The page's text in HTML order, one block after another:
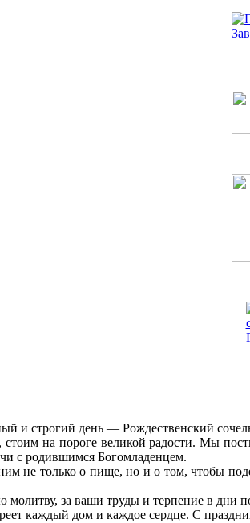
и строгий день — Рождественский
на пороге великой радости. Мы
с родившимся Богомладенцем.
не только о пище, но и о том, чтобы
молитву, за ваши труды и терпение в
каждый дом и каждое сердце. С